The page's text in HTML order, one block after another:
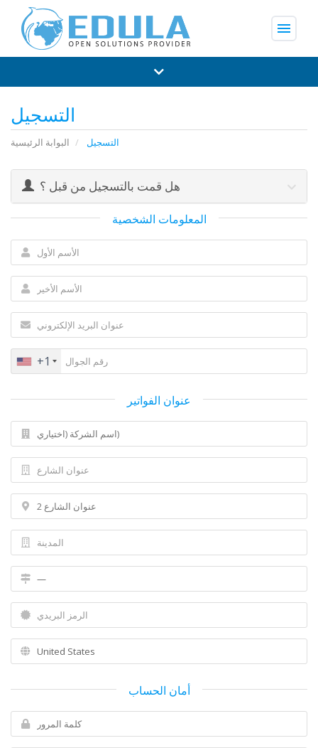
menu
التسجيل
البوابة الرئيسية التسجيل
هل قمت بالتسجيل من قبل ؟
المعلومات الشخصية
+1
عنوان الفواتير
أمان الحساب